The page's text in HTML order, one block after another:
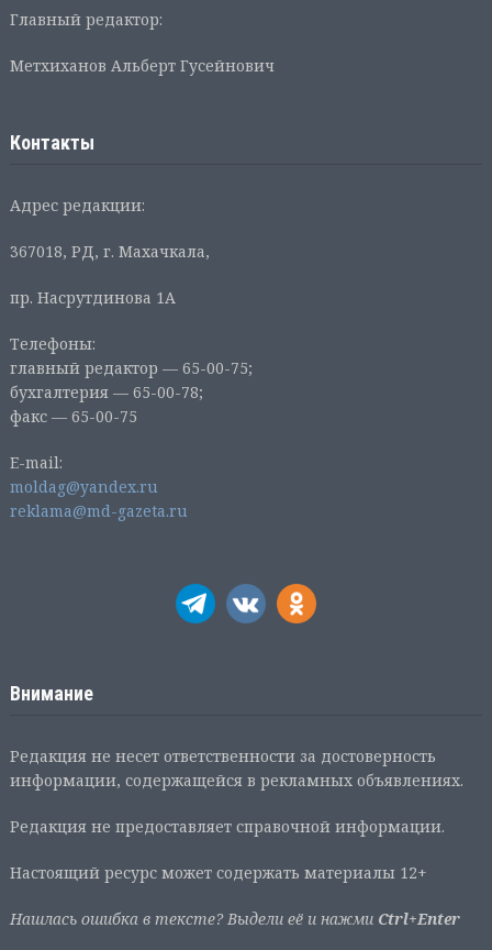
Главный редактор:
Метхиханов Альберт Гусейнович
Контакты
Адрес редакции:
367018, РД, г. Махачкала,
пр. Насрутдинова 1А
Телефоны:
главный редактор — 65-00-75;
бухгалтерия — 65-00-78;
факс — 65-00-75
E-mail:
moldag@yandex.ru
reklama@md-gazeta.ru
Внимание
Редакция не несет ответственности за достоверность
информации, содержащейся в рекламных объявлениях.
Редакция не предоставляет справочной информации.
Настоящий ресурс может содержать материалы 12+
Нашлась ошибка в тексте? Выдели её и нажми Ctrl+Enter